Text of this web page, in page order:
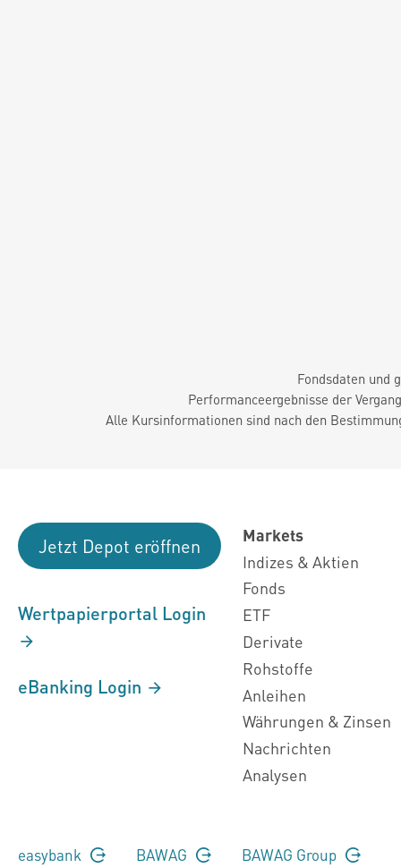
Fondsdaten und
Performanceergebnisse der
Alle Kursinformationen sind nach den
Jetzt Depot eröffnen
Wertpapierportal Login
eBanking Login
Markets
Indizes & Aktien
Fonds
ETF
Derivate
Rohstoffe
Anleihen
Währungen & Zinsen
Nachrichten
Analysen
easybank BAWAG BAWAG Group